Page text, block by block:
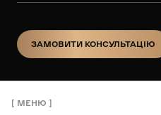
ЗАМОВИТИ КОНСУЛЬТАЦІЮ
МЕНЮ